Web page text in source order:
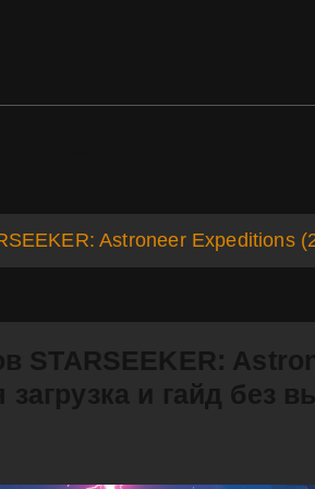
Astroneer Expeditions
STARSEEKER:
и гайд без